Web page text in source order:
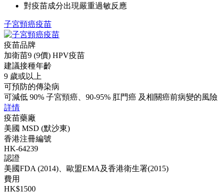
對疫苗成分出現嚴重過敏反應
子宮頸癌疫苗
疫苗品牌
加衛苗9 (9價) HPV疫苗
建議接種年齡
9 歲或以上
可預防的傳染病
可減低 90% 子宮頸癌、90-95% 肛門癌 及相關癌前病變的風險
詳情
疫苗藥廠
美國 MSD (默沙東)
香港注冊編號
HK-64239
認證
美國FDA (2014)、歐盟EMA及香港衛生署(2015)
費用
HK$1500